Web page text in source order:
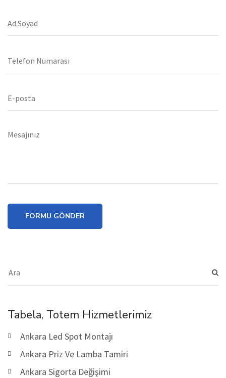
FORMU GÖNDER
Tabela, Totem Hizmetlerimiz
Ankara Led Spot Montajı
Ankara Priz Ve Lamba Tamiri
Ankara Sigorta Değişimi